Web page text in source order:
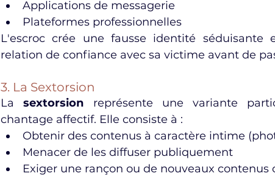
Applications de messagerie
Plateformes professionnelles
L'escroc crée une fausse identité séduisante
relation de confiance avec sa victime avant de
3. La Sextorsion
La sextorsion représente une variante
chantage affectif. Elle consiste à :
Obtenir des contenus à caractère intime
Menacer de les diffuser publiquement
Exiger une rançon ou de nouveaux